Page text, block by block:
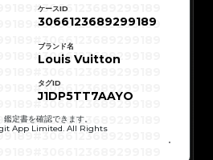
#3066123689299189
#3066123689299189
#3066123689299189
#3066123689299189
#3066123689299189
#3066123689299189
#3066123689299189
#3066123689299189
#3066123689299189
#3066123689299189
#3066123689299189
#3066123689299189
#3066123689299189
#3066123689299189
#3066123689299189
ケースID
3066123689299189
ブランド名
Louis Vuitton
タグID
J1DP5TT7AAYO
定書を確認できます。
App Limited. All Rights